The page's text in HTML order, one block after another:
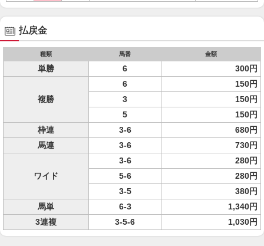
払戻金
種類 馬番 金額
単勝 6 300円
複勝
6
150円
3
150円
5
150円
枠連
3-6
680円
馬連
3-6 730円
ワイド
3-6
280円
5-6
280円
3-5
380円
馬単
6-3
1,340円
3連複
3-5-6 1,030円